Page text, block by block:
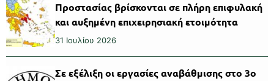
Προστασίας βρίσκονται σε πλήρη επιφυλακή
και αυξημένη επιχειρησιακή ετοιμότητα
31 Ιουλίου 2026
Σε εξέλιξη οι εργασίες αναβάθμισης στο 3ο